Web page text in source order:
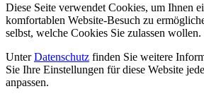
Diese Seite verwendet Cookies, um Ihnen
komfortablen Website-Besuch zu
selbst, welche Cookies Sie zulassen wollen.
UnterDatenschutz finden Sie weitere
Sie Ihre Einstellungen für diese Website
anpassen.